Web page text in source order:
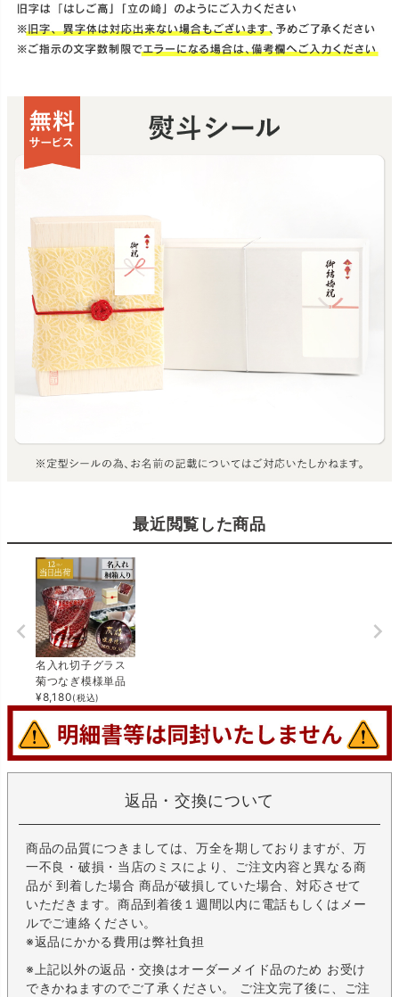
最近閲覧した商品
名入れ切子グラス
菊つなぎ模様単品
¥8,180(税込)
返品・交換について
商品の品質につきましては、万全を期しておりますが、万
一不良・破損・当店のミスにより、ご注文内容と異なる商
品が 到着した場合 商品が破損していた場合、対応させて
いただきます。商品到着後１週間以内に電話もしくはメー
ルでご連絡ください。
※返品にかかる費用は弊社負担
※上記以外の返品・交換はオーダーメイド品のため お受け
できかねますのでご了承ください。 ご注文完了後に、ご注